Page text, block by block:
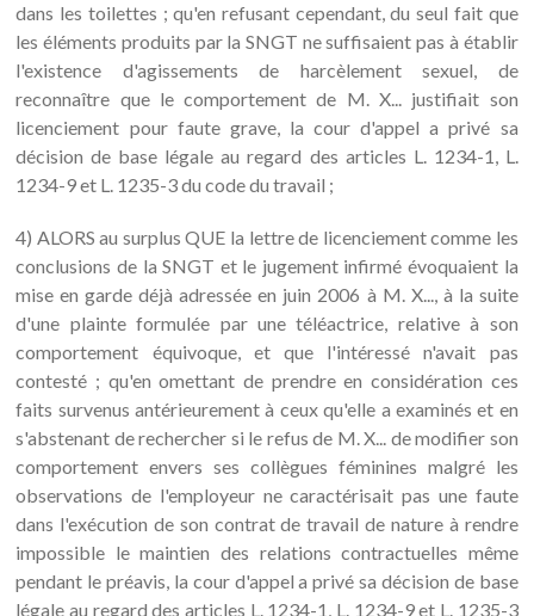
dans les toilettes ; qu'en refusant cependant, du seul fait que
les éléments produits par la SNGT ne suffisaient pas à établir
l'existence d'agissements de harcèlement sexuel, de
reconnaître que le comportement de M. X... justifiait son
licenciement pour faute grave, la cour d'appel a privé sa
décision de base légale au regard des articles L. 1234-1, L.
1234-9 et L. 1235-3 du code du travail ;
4) ALORS au surplus QUE la lettre de licenciement comme les
conclusions de la SNGT et le jugement infirmé évoquaient la
mise en garde déjà adressée en juin 2006 à M. X..., à la suite
d'une plainte formulée par une téléactrice, relative à son
comportement équivoque, et que l'intéressé n'avait pas
contesté ; qu'en omettant de prendre en considération ces
faits survenus antérieurement à ceux qu'elle a examinés et en
s'abstenant de rechercher si le refus de M. X... de modifier son
comportement envers ses collègues féminines malgré les
observations de l'employeur ne caractérisait pas une faute
dans l'exécution de son contrat de travail de nature à rendre
impossible le maintien des relations contractuelles même
pendant le préavis, la cour d'appel a privé sa décision de base
légale au regard des articles L. 1234-1, L. 1234-9 et L. 1235-3